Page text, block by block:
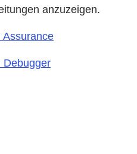
anzuzeigen.
Assurance
Debugger